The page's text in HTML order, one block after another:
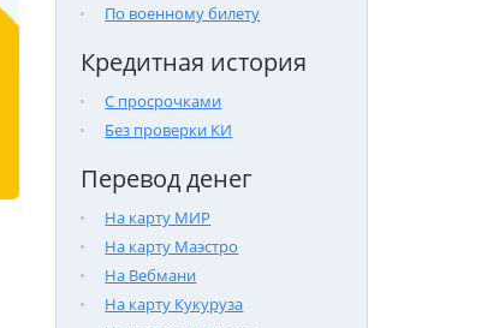
По военному билету
Кредитная история
С просрочками
Без проверки КИ
Перевод денег
На карту МИР
На карту Маэстро
На Вебмани
На карту Кукуруза